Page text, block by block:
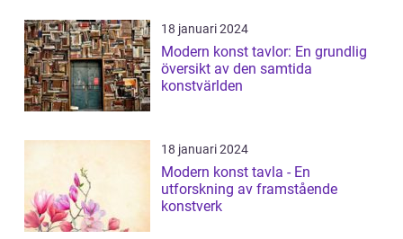
18 januari 2024
Modern konst tavlor: En grundlig
översikt av den samtida
konstvärlden
18 januari 2024
Modern konst tavla - En
utforskning av framstående
konstverk